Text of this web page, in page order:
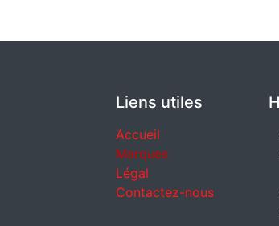
Liens utiles
Accueil
Marques
Légal
Contactez-nous